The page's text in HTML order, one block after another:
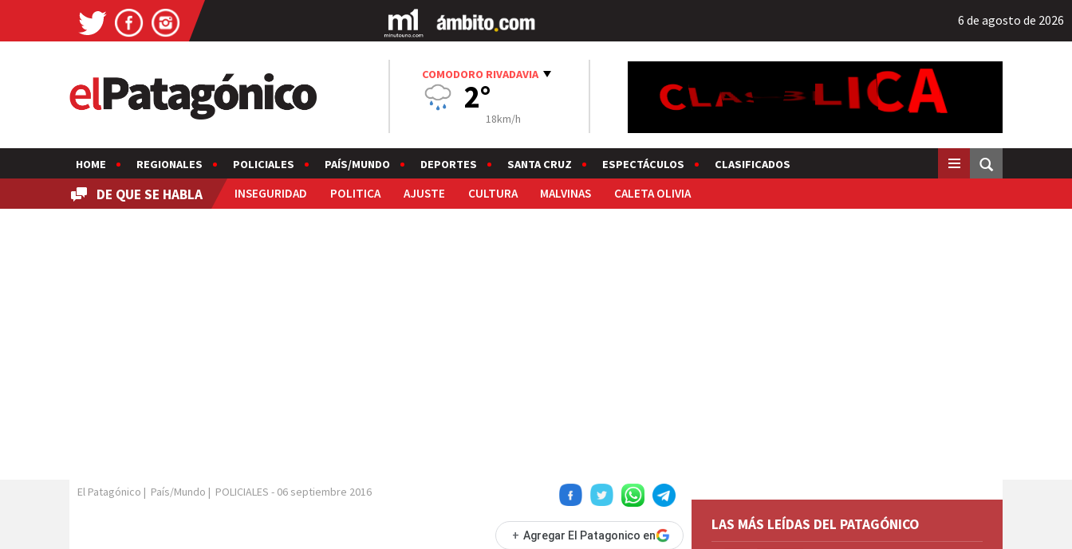
6 de agosto de 2026
COMODORO RIVADAVIA
2°
18km/h
HOME REGIONALES POLICIALES PAÍS/MUNDO DEPORTES SANTA CRUZ ESPECTÁCULOS CLASIFICADOS
DE QUE SE HABLA INSEGURIDAD POLITICA AJUSTE CULTURA MALVINAS CALETA OLIVIA
El Patagónico | País/Mundo | POLICIALES - 06 septiembre 2016
+ Agregar El Patagonico en
LAS MÁS LEÍDAS DEL PATAGÓNICO